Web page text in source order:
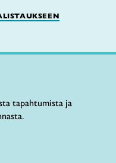
tapahtumista ja